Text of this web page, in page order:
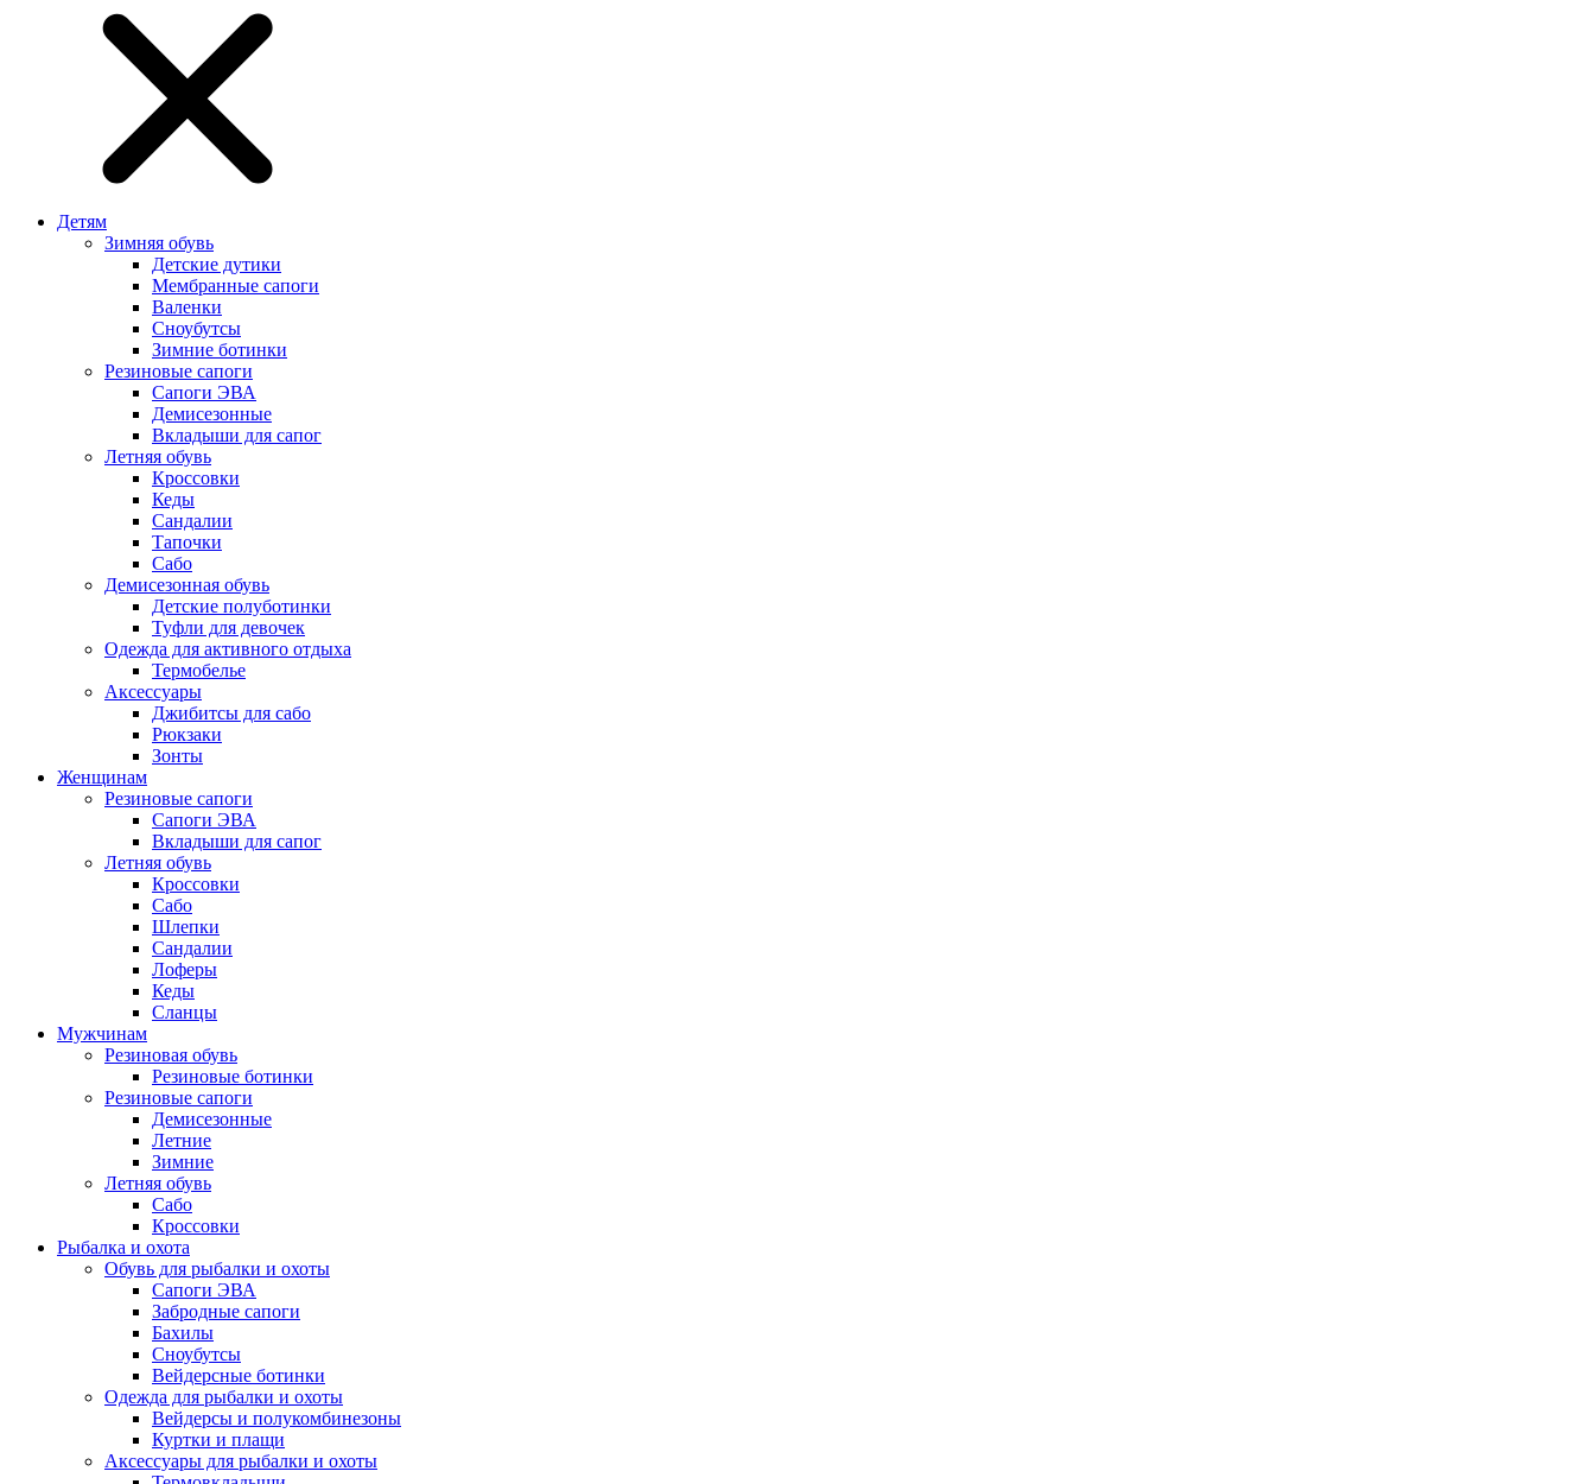
Детям
Зимняя обувь
Детские дутики
Мембранные сапоги
Валенки
Сноубутсы
Зимние ботинки
Резиновые сапоги
Сапоги ЭВА
Демисезонные
Вкладыши для сапог
Летняя обувь
Кроссовки
Кеды
Сандалии
Тапочки
Сабо
Демисезонная обувь
Детские полуботинки
Туфли для девочек
Одежда для активного отдыха
Термобелье
Аксессуары
Джибитсы для сабо
Рюкзаки
Зонты
Женщинам
Резиновые сапоги
Cапоги ЭВА
Вкладыши для сапог
Летняя обувь
Кроссовки
Сабо
Шлепки
Сандалии
Лоферы
Кеды
Сланцы
Мужчинам
Резиновая обувь
Резиновые ботинки
Резиновые сапоги
Демисезонные
Летние
Зимние
Летняя обувь
Сабо
Кроссовки
Рыбалка и охота
Обувь для рыбалки и охоты
Сапоги ЭВА
Забродные сапоги
Бахилы
Сноубутсы
Вейдерсные ботинки
Одежда для рыбалки и охоты
Вейдерсы и полукомбинезоны
Куртки и плащи
Аксессуары для рыбалки и охоты